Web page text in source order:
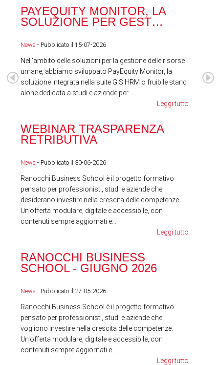
PAYEQUITY MONITOR, LA
SOLUZIONE PER GEST…
News - Pubblicato il 15-07-2026
Nell'ambito delle soluzioni per la gestione delle risorse
umane, abbiamo sviluppato PayEquity Monitor, la
soluzione integrata nella suite GIS HRM o fruibile stand
alone dedicata a studi e aziende per...
Leggi tutto
WEBINAR TRASPARENZA
RETRIBUTIVA
News - Pubblicato il 30-06-2026
Ranocchi Business School è il progetto formativo
pensato per professionisti, studi e aziende che
desiderano investire nella crescita delle competenze.
Un'offerta modulare, digitale e accessibile, con
contenuti sempre aggiornati e...
Leggi tutto
RANOCCHI BUSINESS
SCHOOL - GIUGNO 2026
News - Pubblicato il 27-05-2026
Ranocchi Business School è il progetto formativo
pensato per professionisti, studi e aziende che
vogliono investire nella crescita delle competenze.
Un'offerta modulare, digitale e accessibile, con
contenuti sempre aggiornati e...
Leggi tutto